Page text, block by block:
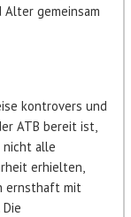
gemeinsam
kontrovers und
ATB bereit ist,
nicht alle
erhielten,
ernsthaft mit